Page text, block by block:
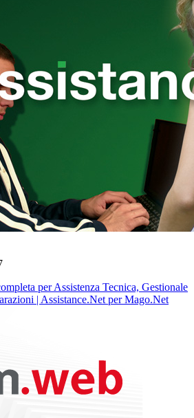
per Assistenza Tecnica, Gestionale
| Assistance.Net per Mago.Net